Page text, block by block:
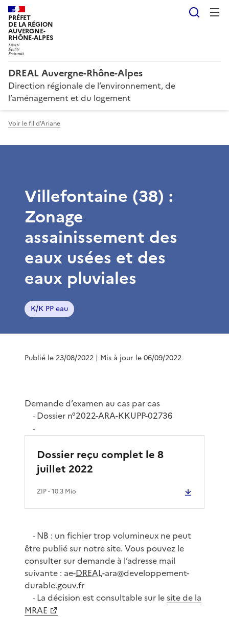
PRÉFET
DE LA RÉGION
AUVERGNE-
RHÔNE-ALPES
DREAL Auvergne-Rhône-Alpes
Direction régionale de l’environnement, de
l’aménagement et du logement
Voir le fil d'Ariane
Villefontaine (38) :
Zonage
assainissement des
eaux usées et des
eaux pluviales
K/K PP eau
Publié le 23/08/2022 | Mis à jour le 06/09/2022
Demande d’examen au cas par cas
-Dossier n°2022-ARA-KKUPP-02736
-
Dossier reçu complet le 8
juillet 2022
ZIP- 10.3 Mio
-NB : un fichier trop volumineux ne peut
être publié sur notre site. Vous pouvez le
consulter sur demande à l’adresse mail
suivante : ae-DREAL-ara@developpement-
durable.gouv.fr
-La décision est consultable sur lesite de la
MRAE